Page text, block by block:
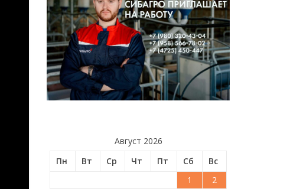
Август 2026
Пн
Вт Ср Чт Пт Сб
Вс
1
2